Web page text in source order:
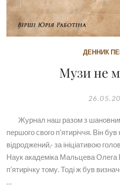
ДЕННИК
Музи не
Журнал наш разом з
першого свого п’ятиріччя. Він
відроджений,- за ініціативою
Наук академіка Мальцева Олега
п’ятирічку тому. Тоді ж був